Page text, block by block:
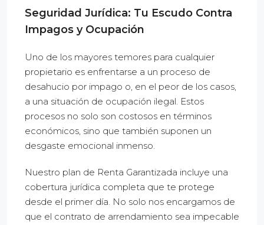
Seguridad Jurídica: Tu Escudo Contra
Impagos y Ocupación
Uno de los mayores temores para cualquier
propietario es enfrentarse a un proceso de
desahucio por impago o, en el peor de los casos,
a una situación de ocupación ilegal. Estos
procesos no solo son costosos en términos
económicos, sino que también suponen un
desgaste emocional inmenso.
Nuestro plan de Renta Garantizada incluye una
cobertura jurídica completa que te protege
desde el primer día. No solo nos encargamos de
que el contrato de arrendamiento sea impecable